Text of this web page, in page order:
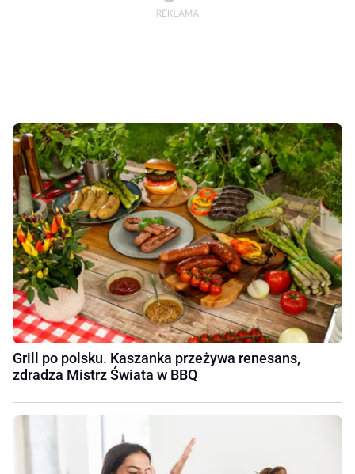
Grill po polsku. Kaszanka przeżywa renesans,
zdradza Mistrz Świata w BBQ